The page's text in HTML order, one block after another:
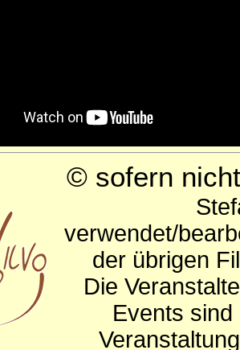
© sofern
verwendet/
der übrigen
Die
Events